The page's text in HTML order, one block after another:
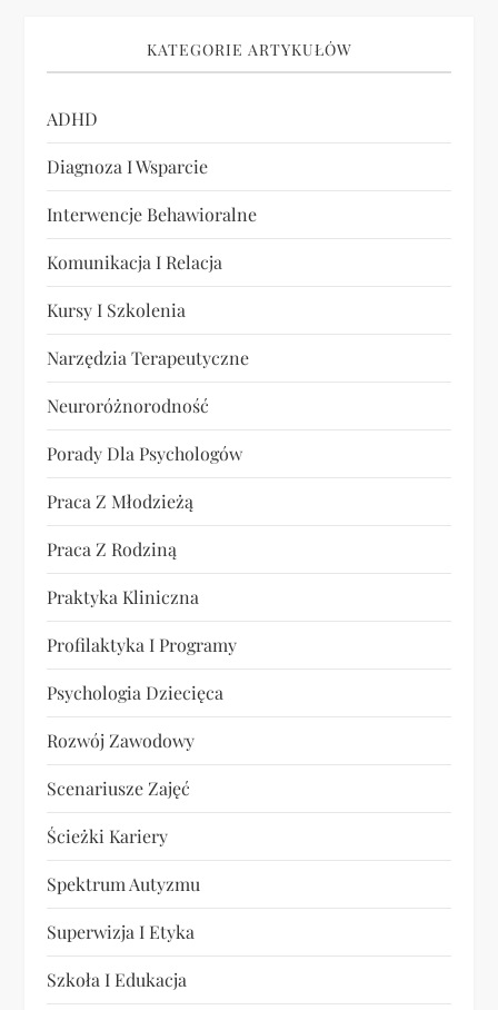
s
u
KATEGORIE ARTYKUŁÓW
ADHD
Diagnoza I Wsparcie
Interwencje Behawioralne
Komunikacja I Relacja
Kursy I Szkolenia
Narzędzia Terapeutyczne
Neuroróżnorodność
Porady Dla Psychologów
Praca Z Młodzieżą
Praca Z Rodziną
Praktyka Kliniczna
Profilaktyka I Programy
Psychologia Dziecięca
Rozwój Zawodowy
Scenariusze Zajęć
Ścieżki Kariery
Spektrum Autyzmu
Superwizja I Etyka
Szkoła I Edukacja